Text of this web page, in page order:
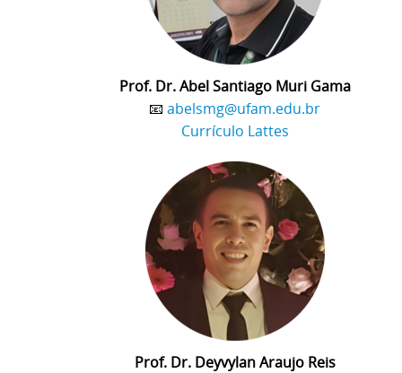
Prof. Dr. Abel Santiago Muri Gama
📧 abelsmg@ufam.edu.br
Currículo Lattes
Prof. Dr. Deyvylan Araujo Reis